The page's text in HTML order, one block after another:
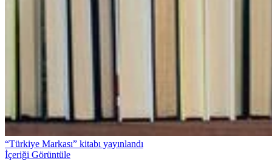
“Türkiye Markası” kitabı yayınlandı
İçeriği Görüntüle